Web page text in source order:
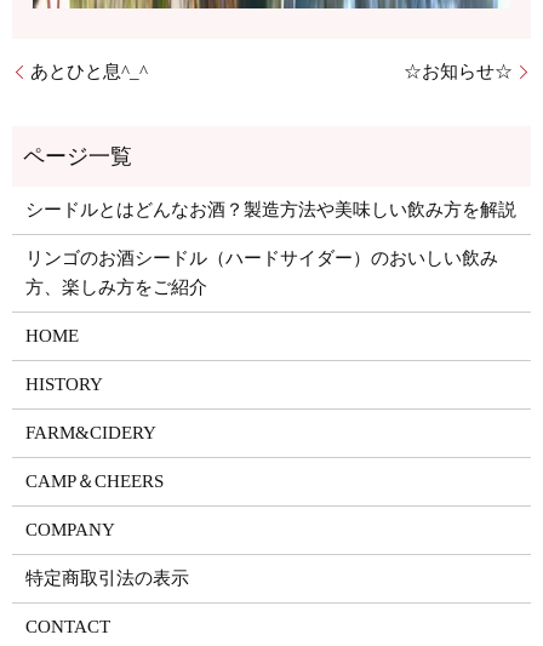
あとひと息^_^ ☆お知らせ☆
シードルとはどんなお酒？製造方法や美味しい飲み方を解説
リンゴのお酒シードル（ハードサイダー）のおいしい飲み
方、楽しみ方をご紹介
HOME
HISTORY
FARM&CIDERY
CAMP＆CHEERS
COMPANY
特定商取引法の表示
CONTACT